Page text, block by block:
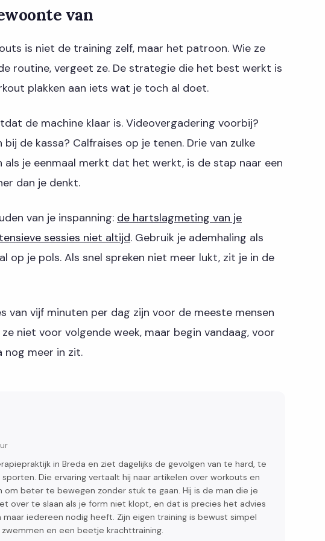
van
is niet de training zelf, maar het patroon. Wie ze
routine, vergeet ze. De strategie die het best werkt is
plakken aan iets wat je toch al doet.
de machine klaar is. Videovergadering voorbij?
de kassa? Calfraises op je tenen. Drie van zulke
je eenmaal merkt dat het werkt, is de stap naar een
dan je denkt.
van je inspanning: de hartslagmeting van je
sessies niet altijd. Gebruik je ademhaling als
op je pols. Als snel spreken niet meer lukt, zit je in de
van vijf minuten per dag zijn voor de meeste mensen
niet voor volgende week, maar begin vandaag, voor
nog meer in zit.
in Breda en ziet dagelijks de gevolgen van te hard, te
Die ervaring vertaalt hij naar artikelen over workouts en
om beter te bewegen zonder stuk te gaan. Hij is de man die je
over te slaan als je form niet klopt, en dat is precies het advies
iedereen nodig heeft. Zijn eigen training is bewust simpel
en een beetje krachttraining.